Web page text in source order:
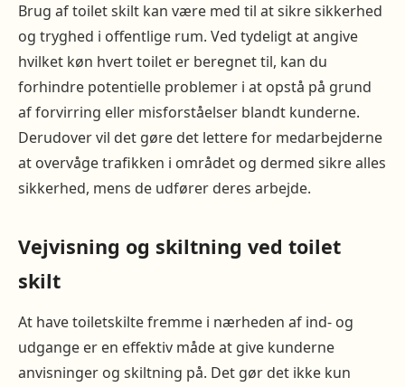
Brug af toilet skilt kan være med til at sikre sikkerhed
og tryghed i offentlige rum. Ved tydeligt at angive
hvilket køn hvert toilet er beregnet til, kan du
forhindre potentielle problemer i at opstå på grund
af forvirring eller misforståelser blandt kunderne.
Derudover vil det gøre det lettere for medarbejderne
at overvåge trafikken i området og dermed sikre alles
sikkerhed, mens de udfører deres arbejde.
Vejvisning og skiltning ved toilet
skilt
At have toiletskilte fremme i nærheden af ind- og
udgange er en effektiv måde at give kunderne
anvisninger og skiltning på. Det gør det ikke kun